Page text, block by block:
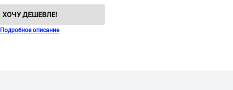
ХОЧУ ДЕШЕВЛЕ!
Подробное описание